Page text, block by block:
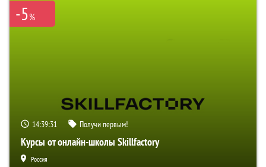
-5%
14:39:31 Получи первым!
Курсы от онлайн-школы Skillfactory
Россия